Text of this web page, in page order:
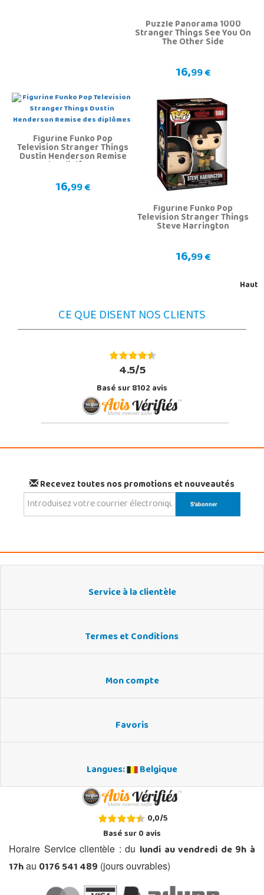
Puzzle Panorama 1000
Stranger Things See You On
The Other Side
16,99 €
Figurine Funko Pop
Television Stranger Things
Dustin Henderson Remise
des diplômes
16,99 €
Figurine Funko Pop
Television Stranger Things
Steve Harrington
16,99 €
Haut
CE QUE DISENT NOS CLIENTS
4.5/5
Basé sur 8102 avis
Recevez toutes nos promotions et nouveautés
Service à la clientèle
Termes et Conditions
Mon compte
Favoris
Langues: Belgique
0,0/5
Basé sur0avis
Horaire Service clientèle : du lundi au vendredi de 9h à
17hau 0176 541 489 (jours ouvrables)